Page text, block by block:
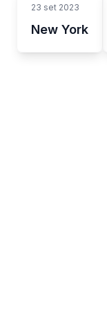
23 set 2023
New York